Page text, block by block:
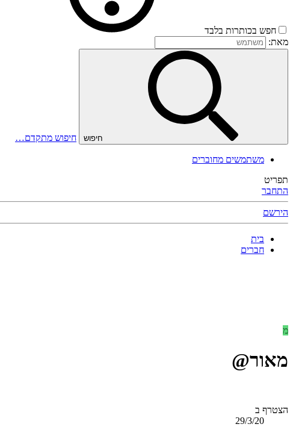
חפש בכותרות בלבד
מאת:
חיפוש חיפוש מתקדם…
משתמשים מחוברים
תפריט
התחבר
הירשם
בית
חברים
מ
מאור@
הצטרף ב
29/3/20